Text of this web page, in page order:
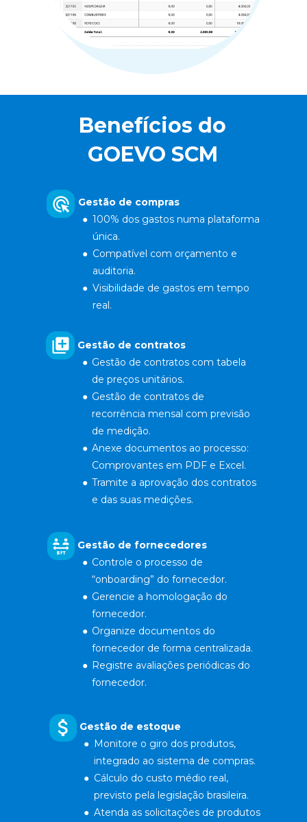
Benefícios do
GOEVO SCM
Gestão de contratos
Gestão de contratos com tabela
de preços unitários.
Gestão de contratos de
recorrência mensal com previsão
de medição.
Anexe documentos ao processo:
Comprovantes em PDF e Excel.
Tramite a aprovação dos contratos
e das suas medições.
Gestão de fornecedores
Controle o processo de
“onboarding” do fornecedor.
Gerencie a homologação do
fornecedor.
Organize documentos do
fornecedor de forma centralizada.
Registre avaliações periódicas do
fornecedor.
Gestão de compras
100% dos gastos numa plataforma
única.
Compatível com orçamento e
auditoria.
Visibilidade de gastos em tempo
real.
Gestão de estoque
Monitore o giro dos produtos,
integrado ao sistema de compras.
Cálculo do custo médio real,
previsto pela legislação brasileira.
Atenda as solicitações de produtos